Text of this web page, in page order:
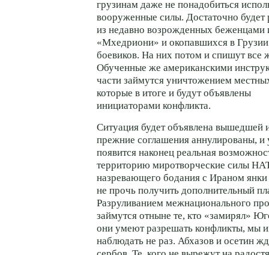
грузинам даже не понадобиться
вооруженные силы. Достаточно будет
из недавно возрожденных беженцами
«Мхедриони» и окопавшихся в
боевиков. На них потом и спишут все
Обученные же американскими
части займутся уничтожением
которые в итоге и будут объявлены
инициаторами конфликта.
Ситуация будет объявлена вышедшей
прежние соглашения аннулированы, и
появится наконец реальная
территорию миротворческие силы
назревающего бодания с Ираном янки
не прочь получить дополнительный
Разруливанием межнационального
займутся отныне те, кто «замирял»
они умеют разрешать конфликты, мы
наблюдать не раз. Абхазов и осетин